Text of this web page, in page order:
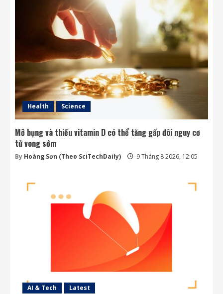
3
Amazon tài trợ nhà máy điện khí khổng lồ
phục vụ các trung tâm dữ liệu
9 Tháng 8 2026, 09:23
4
OpenAI trì hoãn việc phát triển mô hình
Astra vì lo ngại an ninh
9 Tháng 8 2026, 09:21
Health Science
Mỡ bụng và thiếu vitamin D có thể tăng gấp đôi nguy cơ
tử vong sớm
By Hoàng Sơn (Theo SciTechDaily) 9 Tháng 8 2026, 12:05
AI & Tech Latest